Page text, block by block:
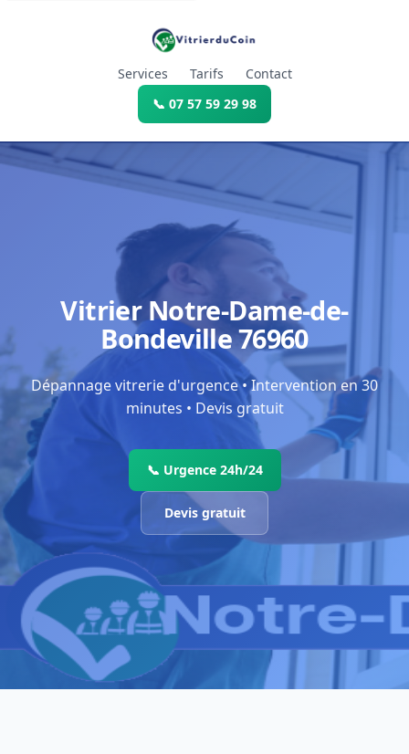
Services Tarifs
Contact
📞 07 57 59 29 98
Vitrier Notre-Dame-de-
Bondeville 76960
Dépannage vitrerie d'urgence • Intervention en 30
minutes • Devis gratuit
📞 Urgence 24h/24
Devis gratuit